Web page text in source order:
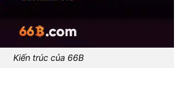
Kiến trúc của 66B